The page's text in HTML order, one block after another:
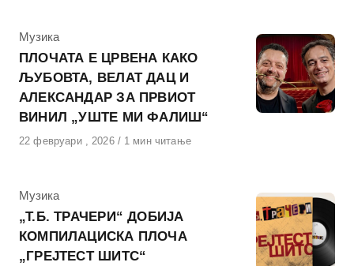
КАтегорија
Музика
ПЛОЧАТА Е ЦРВЕНА КАКО
ЉУБОВТА, ВЕЛАТ ДАЦ И
АЛЕКСАНДАР ЗА ПРВИОТ
ВИНИЛ „УШТЕ МИ ФАЛИШ“
Објавено
22 февруари , 2026 1 мин читање
КАтегорија
Музика
„Т.Б. ТРАЧЕРИ“ ДОБИЈА
КОМПИЛАЦИСКА ПЛОЧА
„ГРЕЈТЕСТ ШИТС“